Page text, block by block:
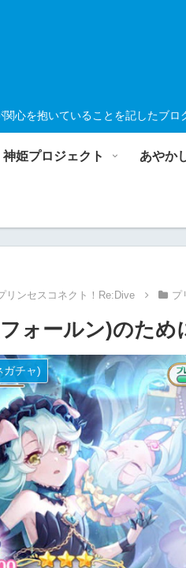
関心を抱いていることを記したブロ
神姫プロジェクト あやか
リンセスコネクト！Re:Dive プ
ォールン)のため
ガチャ)